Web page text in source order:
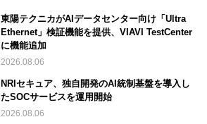
東陽テクニカがAIデータセンター向け「Ultra
Ethernet」検証機能を提供、VIAVI TestCenter
に機能追加
2026.08.06
NRIセキュア、独自開発のAI統制基盤を導入し
たSOCサービスを運用開始
2026.08.06